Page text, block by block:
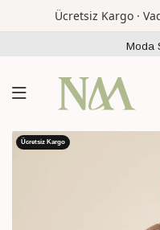
Ücretsiz Kargo ·
Moda
Ücretsiz Kargo